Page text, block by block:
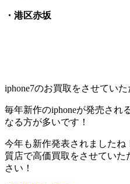
・港区赤坂
iphone7のお買取をさせていた
毎年新作のiphoneが発売され
なる方が多いです！
今年も新作発表されましたね
質店で高価買取をさせてい
さい！